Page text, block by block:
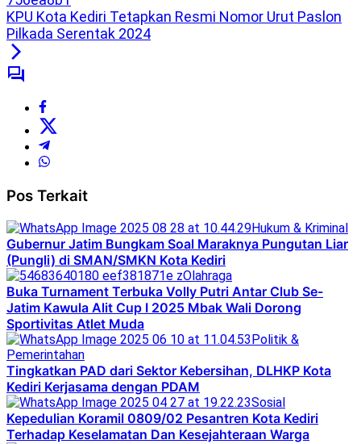
KPU Kota Kediri Tetapkan Resmi Nomor Urut Paslon
Pilkada Serentak 2024
Pos Terkait
Hukum & Kriminal
Gubernur Jatim Bungkam Soal Maraknya Pungutan Liar
(Pungli) di SMAN/SMKN Kota Kediri
Olahraga
Buka Turnament Terbuka Volly Putri Antar Club Se-
Jatim Kawula Alit Cup I 2025 Mbak Wali Dorong
Sportivitas Atlet Muda
Politik &
Pemerintahan
Tingkatkan PAD dari Sektor Kebersihan, DLHKP Kota
Kediri Kerjasama dengan PDAM
Sosial
Kepedulian Koramil 0809/02 Pesantren Kota Kediri
Terhadap Keselamatan Dan Kesejahteraan Warga